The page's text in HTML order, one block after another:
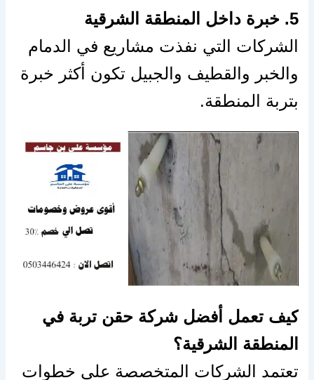
5. خبرة داخل المنطقة الشرقية
الشركات التي نفذت مشاريع في الدمام
والخبر والقطيف والجبيل تكون أكثر خبرة
بتربة المنطقة.
كيف تعمل أفضل شركة حقن تربة في
المنطقة الشرقية؟
تعتمد الشركات المتخصصة على خطوات